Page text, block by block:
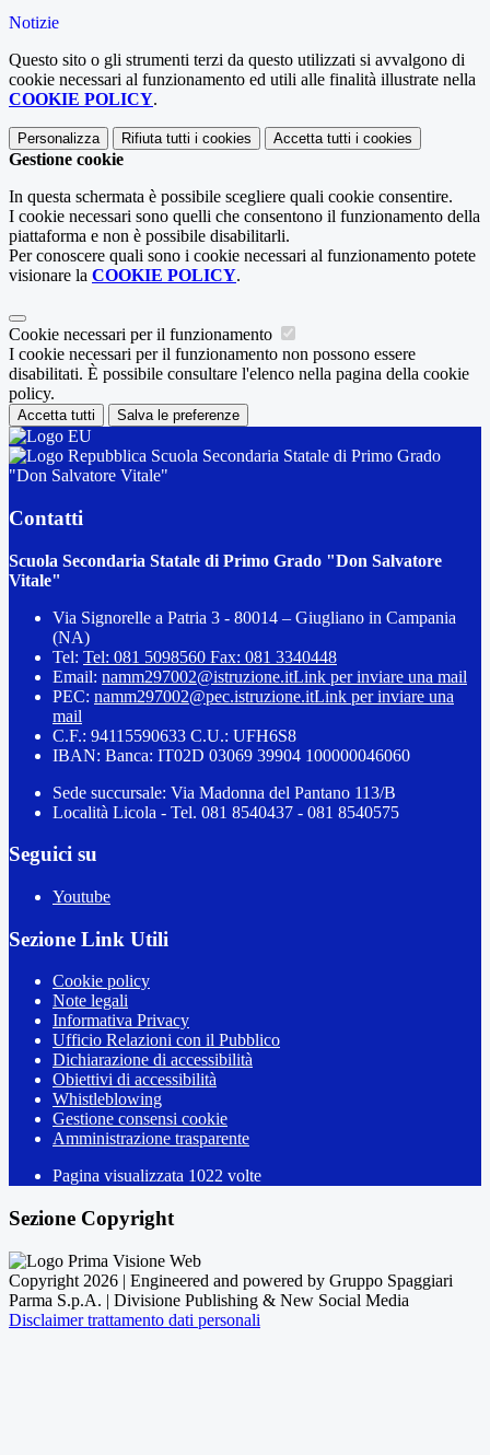
Notizie
Questo sito o gli strumenti terzi da questo utilizzati si avvalgono di
cookie necessari al funzionamento ed utili alle finalità illustrate nella
COOKIE POLICY.
Personalizza Rifiuta tutti i cookies Accetta tutti i cookies
Gestione cookie
In questa schermata è possibile scegliere quali cookie consentire.
I cookie necessari sono quelli che consentono il funzionamento della
piattaforma e non è possibile disabilitarli.
Per conoscere quali sono i cookie necessari al funzionamento potete
visionare la COOKIE POLICY.
Cookie necessari per il funzionamento
I cookie necessari per il funzionamento non possono essere
disabilitati. È possibile consultare l'elenco nella pagina della cookie
policy.
Accetta tutti Salva le preferenze
Scuola Secondaria Statale di Primo Grado
"Don Salvatore Vitale"
Contatti
Scuola Secondaria Statale di Primo Grado "Don Salvatore
Vitale"
Via Signorelle a Patria 3 - 80014 – Giugliano in Campania
(NA)
Tel: Tel: 081 5098560 Fax: 081 3340448
Email: namm297002@istruzione.itLink per inviare una mail
PEC: namm297002@pec.istruzione.itLink per inviare una
mail
C.F.: 94115590633 C.U.: UFH6S8
IBAN: Banca: IT02D 03069 39904 100000046060
Sede succursale: Via Madonna del Pantano 113/B
Località Licola - Tel. 081 8540437 - 081 8540575
Seguici su
Youtube
Sezione Link Utili
Cookie policy
Note legali
Informativa Privacy
Ufficio Relazioni con il Pubblico
Dichiarazione di accessibilità
Obiettivi di accessibilità
Whistleblowing
Gestione consensi cookie
Amministrazione trasparente
Pagina visualizzata 1022 volte
Sezione Copyright
Copyright 2026 | Engineered and powered by Gruppo Spaggiari
Parma S.p.A. | Divisione Publishing & New Social Media
Disclaimer trattamento dati personali